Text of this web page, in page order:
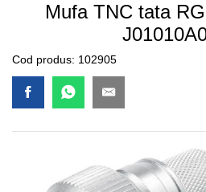
Mufa TNC tata
Cod produs: 102905